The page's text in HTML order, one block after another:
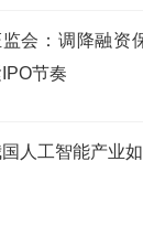
会：调降融资
节奏
人工智能产业